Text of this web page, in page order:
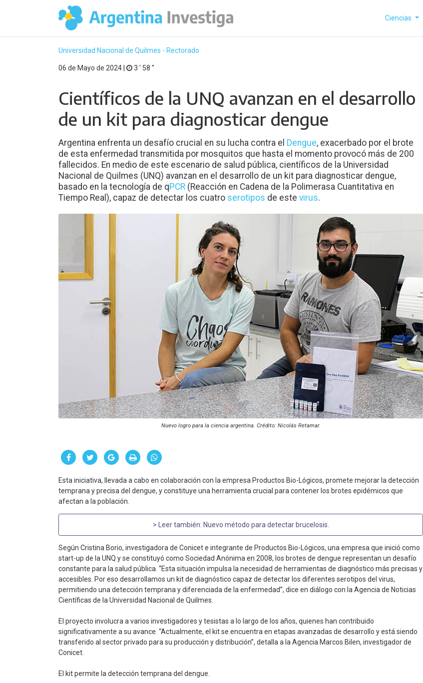
Ciencias
Universidad Nacional de Quilmes - Rectorado
06 de Mayo de 2024 | 3 ′ 58 ′′
Científicos de la UNQ avanzan en el desarrollo
de un kit para diagnosticar dengue
Argentina enfrenta un desafío crucial en su lucha contra el Dengue, exacerbado por el brote
de esta enfermedad transmitida por mosquitos que hasta el momento provocó más de 200
fallecidos. En medio de este escenario de salud pública, científicos de la Universidad
Nacional de Quilmes (UNQ) avanzan en el desarrollo de un kit para diagnosticar dengue,
basado en la tecnología de qPCR (Reacción en Cadena de la Polimerasa Cuantitativa en
Tiempo Real), capaz de detectar los cuatro serotipos de este virus.
Nuevo logro para la ciencia argentina. Crédito: Nicolás Retamar.
Esta iniciativa, llevada a cabo en colaboración con la empresa Productos Bio-Lógicos, promete mejorar la detección
temprana y precisa del dengue, y constituye una herramienta crucial para contener los brotes epidémicos que
afectan a la población.
> Leer también: Nuevo método para detectar brucelosis
Según Cristina Borio, investigadora de Conicet e integrante de Productos Bio-Lógicos, una empresa que inició como
start-up de la UNQ y se constituyó como Sociedad Anónima en 2008, los brotes de dengue representan un desafío
constante para la salud pública. “Esta situación impulsa la necesidad de herramientas de diagnóstico más precisas y
accesibles. Por eso desarrollamos un kit de diagnóstico capaz de detectar los diferentes serotipos del virus,
permitiendo una detección temprana y diferenciada de la enfermedad”, dice en diálogo con la Agencia de Noticias
Científicas de la Universidad Nacional de Quilmes.
El proyecto involucra a varios investigadores y tesistas a lo largo de los años, quienes han contribuido
significativamente a su avance. “Actualmente, el kit se encuentra en etapas avanzadas de desarrollo y está siendo
transferido al sector privado para su producción y distribución”, detalla a la Agencia Marcos Bilen, investigador de
Conicet.
El kit permite la detección temprana del dengue.